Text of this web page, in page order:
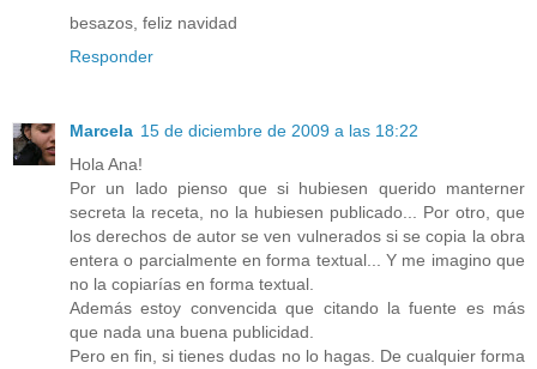
besazos, feliz navidad
Responder
Marcela 15 de diciembre de 2009 a las 18:22
Hola Ana!
Por un lado pienso que si hubiesen querido manterner
secreta la receta, no la hubiesen publicado... Por otro, que
los derechos de autor se ven vulnerados si se copia la obra
entera o parcialmente en forma textual... Y me imagino que
no la copiarías en forma textual.
Además estoy convencida que citando la fuente es más
que nada una buena publicidad.
Pero en fin, si tienes dudas no lo hagas. De cualquier forma